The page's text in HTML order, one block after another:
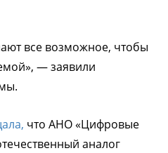
все возможное, чтобы
— заявили
что АНО «Цифровые
аналог